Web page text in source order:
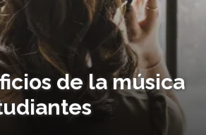
de la música